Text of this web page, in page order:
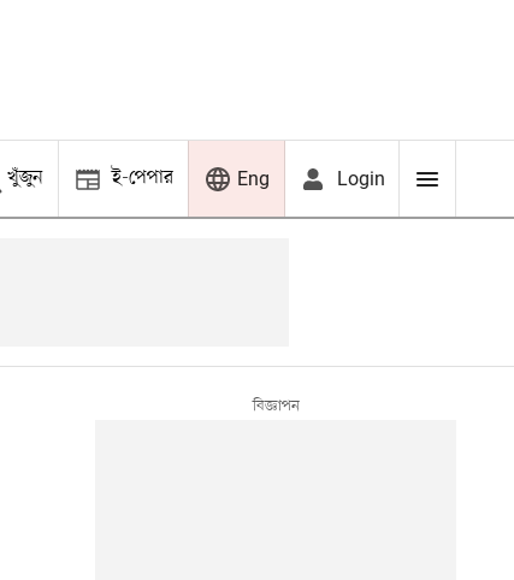
খুঁজুন ই-পেপার Eng Login